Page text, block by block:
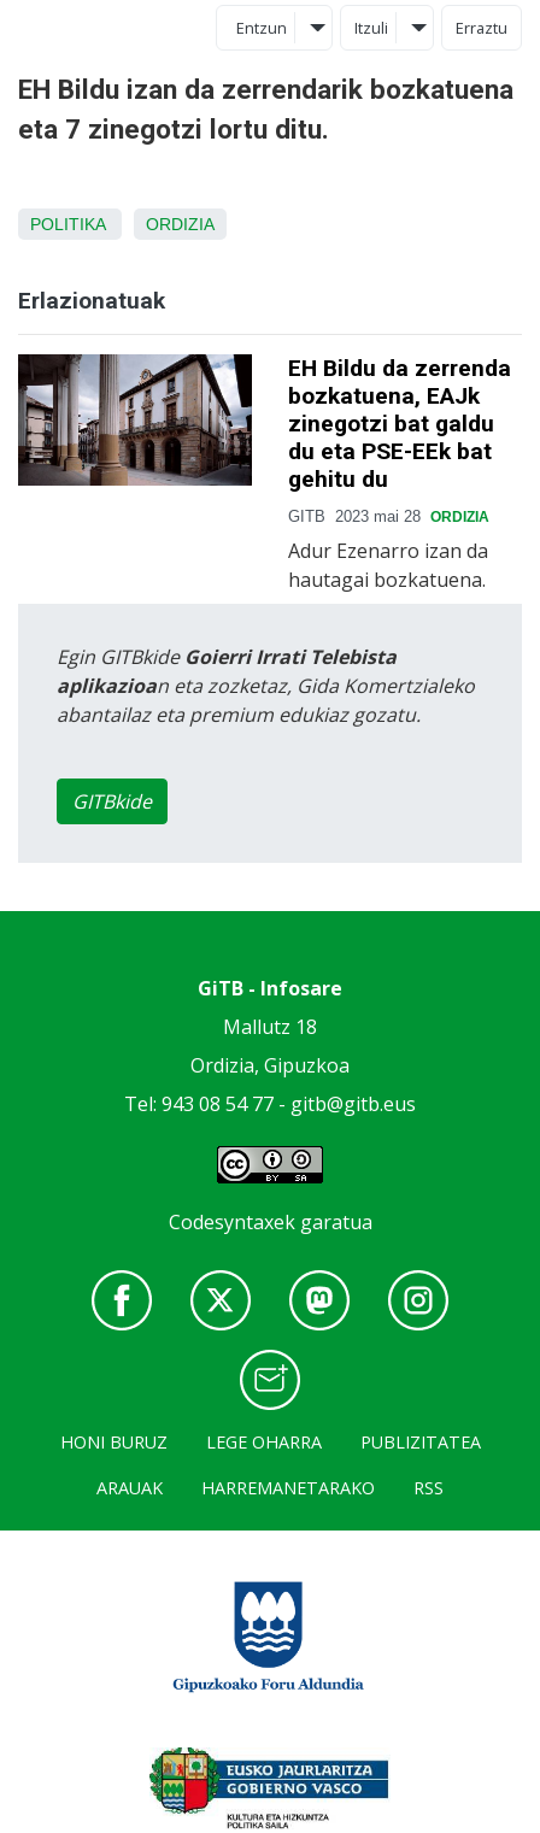
Entzun Itzuli Erraztu
EH Bildu izan da zerrendarik bozkatuena
eta 7 zinegotzi lortu ditu.
POLITIKA ORDIZIA
Erlazionatuak
EH Bildu da zerrenda
bozkatuena, EAJk
zinegotzi bat galdu
du eta PSE-EEk bat
gehitu du
GITB 2023 mai 28 ORDIZIA
Adur Ezenarro izan da
hautagai bozkatuena.
Egin GITBkide Goierri Irrati Telebista
aplikazioan eta zozketaz, Gida Komertzialeko
abantailaz eta premium edukiaz gozatu.
GITBkide
GiTB - Infosare
Mallutz 18
Ordizia, Gipuzkoa
Tel: 943 08 54 77 - gitb@gitb.eus
Codesyntaxek garatua
HONI BURUZ LEGE OHARRA
PUBLIZITATEA
ARAUAK
HARREMANETARAKO RSS